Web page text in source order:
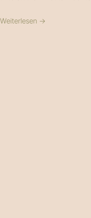
Weiterlesen →